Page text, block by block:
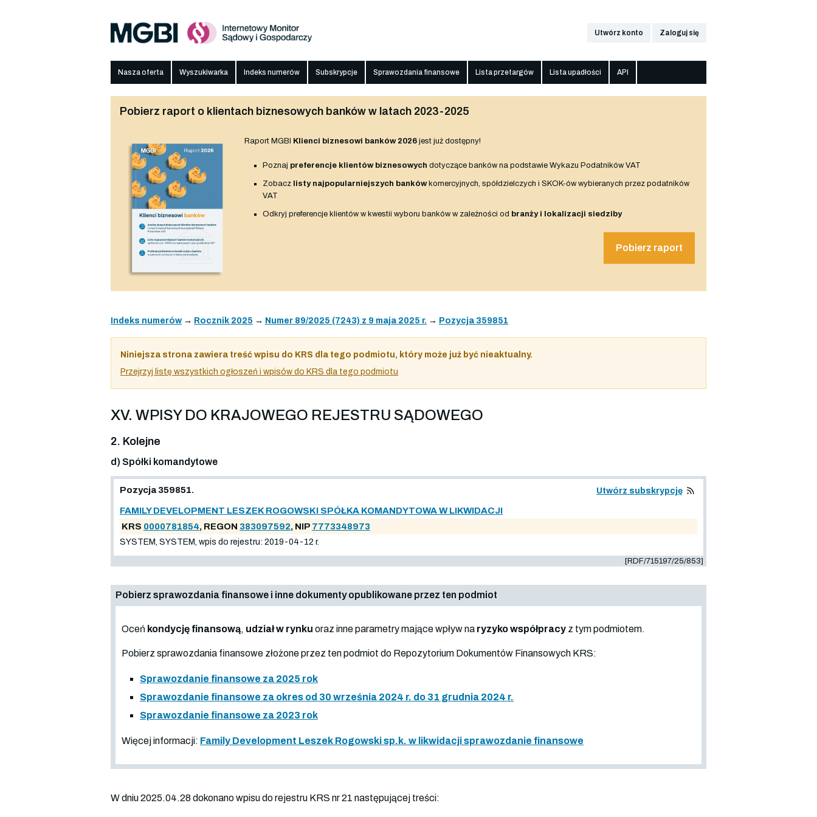
Utwórz konto Zaloguj się
Nasza oferta Wyszukiwarka Indeks numerów Subskrypcje Sprawozdania finansowe Lista przetargów Lista upadłości API
Pobierz raport o klientach biznesowych banków w latach 2023-2025
Raport MGBI Klienci biznesowi banków 2026 jest już dostępny!
Poznaj preferencje klientów biznesowych dotyczące banków na podstawie Wykazu Podatników VAT
Zobacz listy najpopularniejszych bankówkomercyjnych, spółdzielczych i SKOK-ów wybieranych przez podatników
VAT
Odkryj preferencje klientów w kwestii wyboru banków w zależności od branży i lokalizacji siedziby
Pobierz raport
Indeks numerów → Rocznik 2025 → Numer 89/2025 (7243) z 9 maja 2025 r. → Pozycja 359851
Niniejsza strona zawiera treść wpisu do KRS dla tego podmiotu, który może już być nieaktualny.
Przejrzyj listę wszystkich ogłoszeń i wpisów do KRS dla tego podmiotu
XV. WPISY DO KRAJOWEGO REJESTRU SĄDOWEGO
2. Kolejne
d) Spółki komandytowe
Pozycja 359851. Utwórz subskrypcję
FAMILY DEVELOPMENT LESZEK ROGOWSKI SPÓŁKA KOMANDYTOWA W LIKWIDACJI
KRS 0000781854, REGON 383097592, NIP 7773348973
SYSTEM, SYSTEM, wpis do rejestru: 2019-04-12 r.
[RDF/715197/25/853]
Pobierz sprawozdania finansowe i inne dokumenty opublikowane przez ten podmiot
Oceń kondycję finansową, udział w rynku oraz inne parametry mające wpływ na ryzyko współpracy z tym podmiotem.
Pobierz sprawozdania finansowe złożone przez ten podmiot do Repozytorium Dokumentów Finansowych KRS:
Sprawozdanie finansowe za 2025 rok
Sprawozdanie finansowe za okres od 30 września 2024 r. do 31 grudnia 2024 r.
Sprawozdanie finansowe za 2023 rok
Więcej informacji: Family Development Leszek Rogowski sp.k. w likwidacji sprawozdanie finansowe
W dniu 2025.04.28 dokonano wpisu do rejestru KRS nr 21 następującej treści: